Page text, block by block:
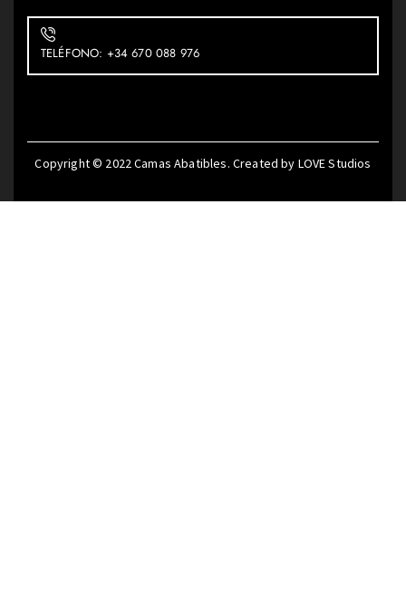
TELÉFONO: +34 670 088 976
Copyright © 2022Camas Abatibles. Created by LOVE Studios